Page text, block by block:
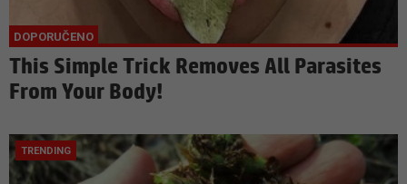
This Simple Trick Removes All Parasites
From Your Body!